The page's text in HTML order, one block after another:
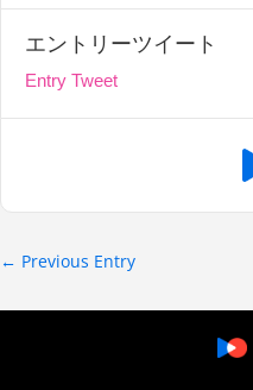
エントリーツイート
Entry Tweet
← Previous Entry